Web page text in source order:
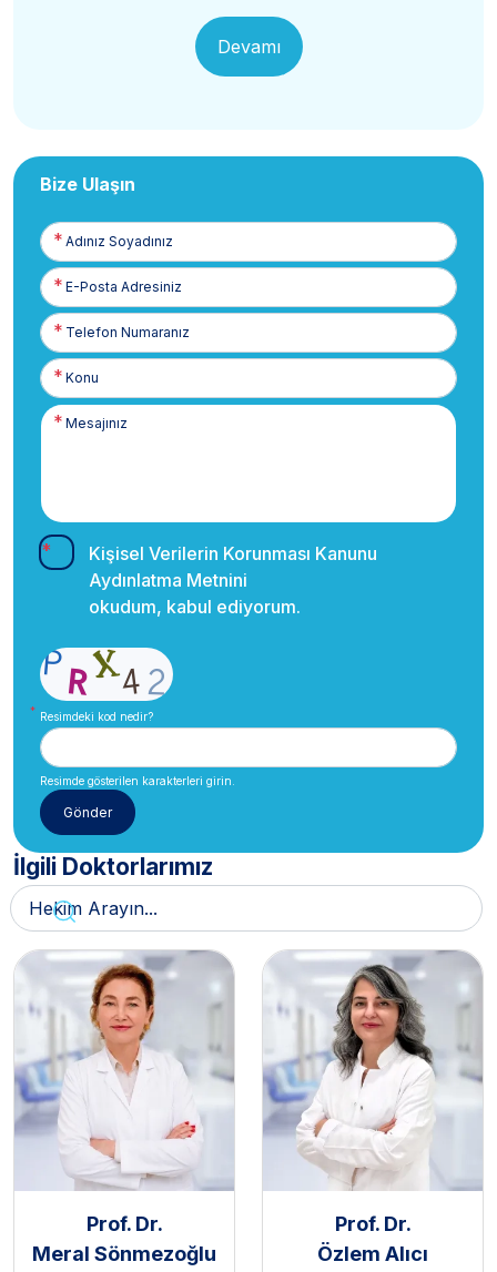
Devamı
Bize Ulaşın
Adınız
Soyadınız
E-
Posta
Telefon
Numaranız
Kişisel Verilerin Korunması Kanunu
Aydınlatma Metnini
okudum, kabul ediyorum.
Resimdeki kod nedir?
Resimde gösterilen karakterleri girin.
İlgili Doktorlarımız
Prof. Dr.
Meral Sönmezoğlu
Prof. Dr.
Özlem Alıcı